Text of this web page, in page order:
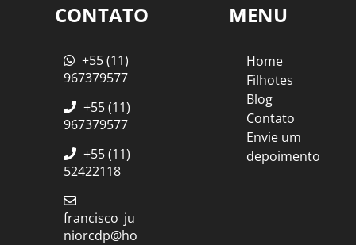
CONTATO
+55 (11)
967379577
+55 (11)
967379577
+55 (11)
52422118
francisco_ju
niorcdp@ho
MENU
Home
Filhotes
Blog
Contato
Envie um
depoimento